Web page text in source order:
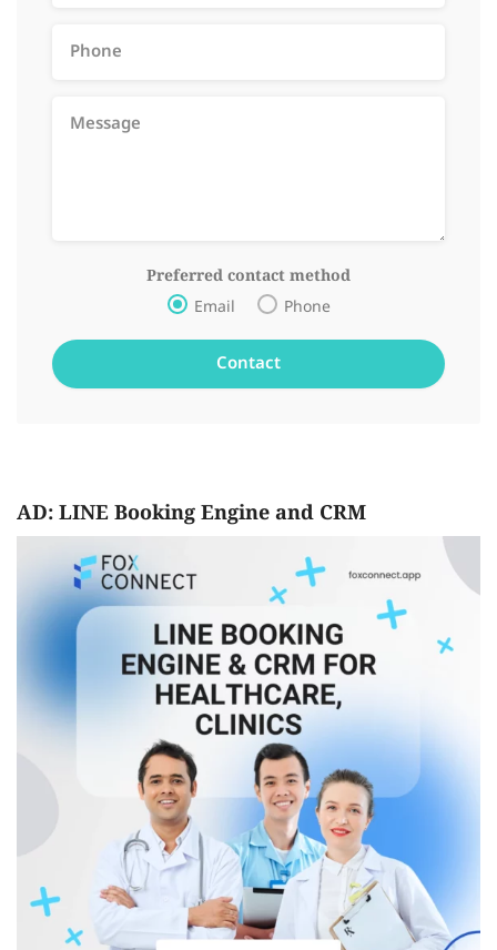
Preferred contact method
Email Phone
AD: LINE Booking Engine and CRM